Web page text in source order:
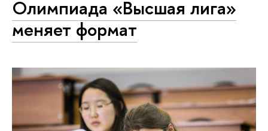
Олимпиада «Высшая лига»
меняет формат